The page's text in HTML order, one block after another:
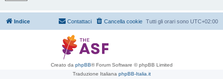
Indice Tutti gli orari sono UTC+02:00
Cancella cookie
Contattaci
Creato da phpBB® Forum Software © phpBB Limited
Traduzione Italiana phpBB-Italia.it